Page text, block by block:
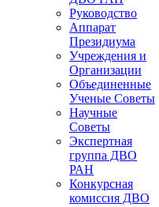
Руководство
Аппарат
Президиума
Учреждения и
Организации
Объединенные
Ученые Советы
Научные
Советы
Экспертная
группа ДВО
РАН
Конкурсная
комиссия ДВО